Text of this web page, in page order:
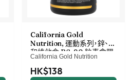
California Gold
Nutrition, 運動系列，鋅、鎂
和維他命 B6，90 粒素食膠
囊
California Gold Nutrition
HK$138